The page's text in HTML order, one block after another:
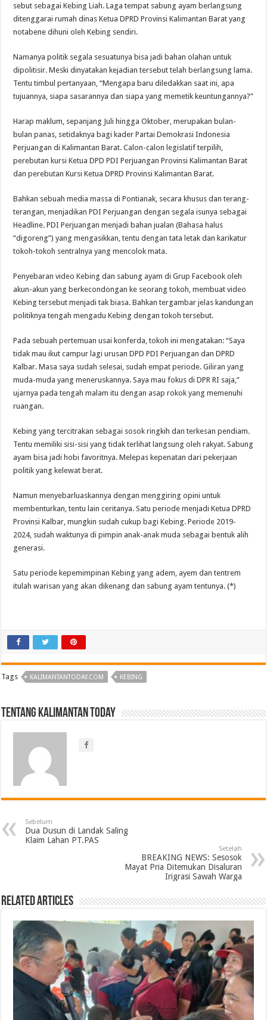
sebut sebagai Kebing Liah. Laga tempat sabung ayam berlangsung
ditenggarai rumah dinas Ketua DPRD Provinsi Kalimantan Barat yang
notabene dihuni oleh Kebing sendiri.
Namanya politik segala sesuatunya bisa jadi bahan olahan untuk
dipolitisir. Meski dinyatakan kejadian tersebut telah berlangsung lama.
Tentu timbul pertanyaan, “Mengapa baru diledakkan saat ini, apa
tujuannya, siapa sasarannya dan siapa yang memetik keuntungannya?”
Harap maklum, sepanjang Juli hingga Oktober, merupakan bulan-
bulan panas, setidaknya bagi kader Partai Demokrasi Indonesia
Perjuangan di Kalimantan Barat. Calon-calon legislatif terpilih,
perebutan kursi Ketua DPD PDI Perjuangan Provinsi Kalimantan Barat
dan perebutan Kursi Ketua DPRD Provinsi Kalimantan Barat.
Bahkan sebuah media massa di Pontianak, secara khusus dan terang-
terangan, menjadikan PDI Perjuangan dengan segala isunya sebagai
Headline. PDI Perjuangan menjadi bahan jualan (Bahasa halus
“digoreng”) yang mengasikkan, tentu dengan tata letak dan karikatur
tokoh-tokoh sentralnya yang mencolok mata.
Penyebaran video Kebing dan sabung ayam di Grup Facebook oleh
akun-akun yang berkecondongan ke seorang tokoh, membuat video
Kebing tersebut menjadi tak biasa. Bahkan tergambar jelas kandungan
politiknya tengah mengadu Kebing dengan tokoh tersebut.
Pada sebuah pertemuan usai konferda, tokoh ini mengatakan: “Saya
tidak mau ikut campur lagi urusan DPD PDI Perjuangan dan DPRD
Kalbar. Masa saya sudah selesai, sudah empat periode. Giliran yang
muda-muda yang meneruskannya. Saya mau fokus di DPR RI saja,”
ujarnya pada tengah malam itu dengan asap rokok yang memenuhi
ruangan.
Kebing yang tercitrakan sebagai sosok ringkih dan terkesan pendiam.
Tentu memiliki sisi-sisi yang tidak terlihat langsung oleh rakyat. Sabung
ayam bisa jadi hobi favoritnya. Melepas kepenatan dari pekerjaan
politik yang kelewat berat.
Namun menyebarluaskannya dengan menggiring opini untuk
membenturkan, tentu lain ceritanya. Satu periode menjadi Ketua DPRD
Provinsi Kalbar, mungkin sudah cukup bagi Kebing. Periode 2019-
2024, sudah waktunya di pimpin anak-anak muda sebagai bentuk alih
generasi.
Satu periode kepemimpinan Kebing yang adem, ayem dan tentrem
itulah warisan yang akan dikenang dan sabung ayam tentunya. (*)
Tags KALIMANTANTODAY.COM KEBING
Tentang Kalimantan Today
Sebelum
Dua Dusun di Landak Saling
Klaim Lahan PT.PAS
Setelah
BREAKING NEWS: Sesosok
Mayat Pria Ditemukan Disaluran
Irigrasi Sawah Warga
Related Articles